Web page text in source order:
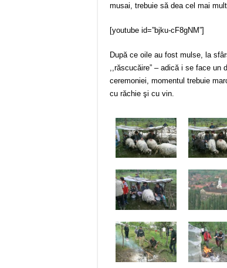
musai, trebuie să dea cel mai
[youtube id=”bjku-cF8gNM”]
După ce oile au fost mulse, la
,,răscucăire” – adică i se face
ceremoniei, momentul trebuie
cu răchie şi cu vin.